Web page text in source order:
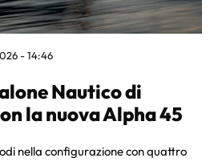
- 14:46
Nautico di
la nuova Alpha 45
nella configurazione con quattro